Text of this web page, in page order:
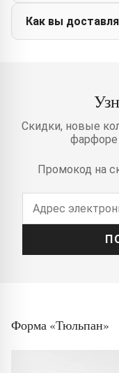
Как вы
Скидки, новые
фарфоре
Промокод на
Форма «Тюльпан»